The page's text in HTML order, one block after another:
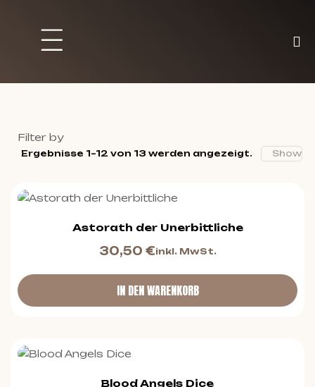
Filter by
Ergebnisse 1–12 von 13 werden angezeigt. Show
Astorath der Unerbittliche
30,50 €inkl. MwSt.
IN DEN WARENKORB
Blood Angels Dice